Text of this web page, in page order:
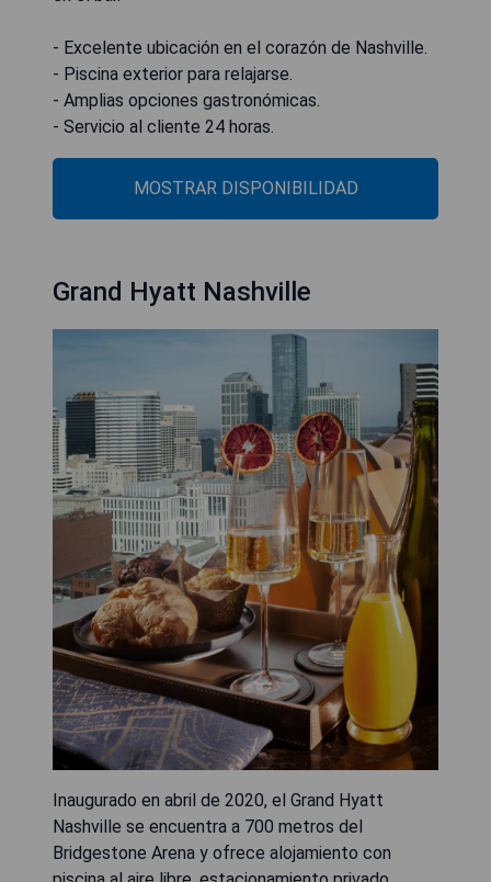
- Excelente ubicación en el corazón de Nashville.
- Piscina exterior para relajarse.
- Amplias opciones gastronómicas.
- Servicio al cliente 24 horas.
MOSTRAR DISPONIBILIDAD
Grand Hyatt Nashville
Inaugurado en abril de 2020, el Grand Hyatt
Nashville se encuentra a 700 metros del
Bridgestone Arena y ofrece alojamiento con